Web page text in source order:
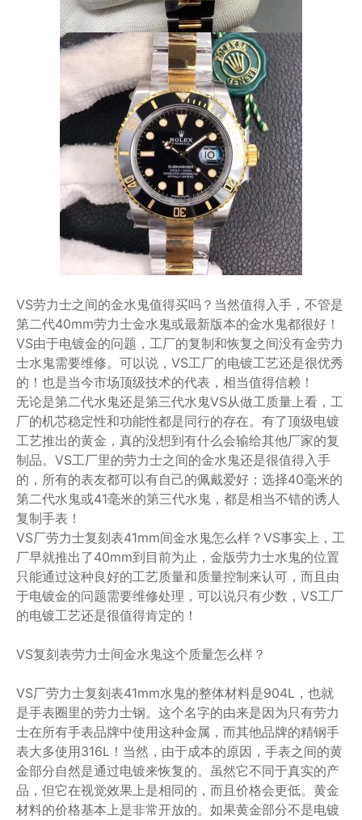
VS劳力士之间的金水鬼值得买吗？当然值得入手，不管是
第二代40mm劳力士金水鬼或最新版本的金水鬼都很好！
VS由于电镀金的问题，工厂的复制和恢复之间没有金劳力
士水鬼需要维修。可以说，VS工厂的电镀工艺还是很优秀
的！也是当今市场顶级技术的代表，相当值得信赖！
无论是第二代水鬼还是第三代水鬼VS从做工质量上看，工
厂的机芯稳定性和功能性都是同行的存在。有了顶级电镀
工艺推出的黄金，真的没想到有什么会输给其他厂家的复
制品。VS工厂里的劳力士之间的金水鬼还是很值得入手
的，所有的表友都可以有自己的佩戴爱好；选择40毫米的
第二代水鬼或41毫米的第三代水鬼，都是相当不错的诱人
复制手表！
VS厂劳力士复刻表41mm间金水鬼怎么样？VS事实上，工
厂早就推出了40mm到目前为止，金版劳力士水鬼的位置
只能通过这种良好的工艺质量和质量控制来认可，而且由
于电镀金的问题需要维修处理，可以说只有少数，VS工厂
的电镀工艺还是很值得肯定的！
VS复刻表劳力士间金水鬼这个质量怎么样？
VS厂劳力士复刻表41mm水鬼的整体材料是904L，也就
是手表圈里的劳力士钢。这个名字的由来是因为只有劳力
士在所有手表品牌中使用这种金属，而其他品牌的精钢手
表大多使用316L！当然，由于成本的原因，手表之间的黄
金部分自然是通过电镀来恢复的。虽然它不同于真实的产
品，但它在视觉效果上是相同的，而且价格会更低。黄金
材料的价格基本上是非常开放的。如果黄金部分不是电镀